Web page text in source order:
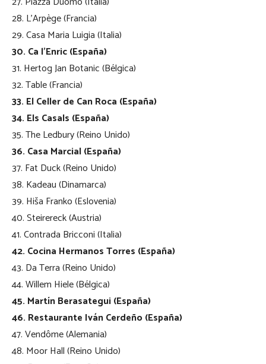
28. L’Arpège (Francia)
29. Casa Maria Luigia (Italia)
30. Ca l’Enric (España)
31. Hertog Jan Botanic (Bélgica)
32. Table (Francia)
33. El Celler de Can Roca (España)
34. Els Casals (España)
35. The Ledbury (Reino Unido)
36. Casa Marcial (España)
37. Fat Duck (Reino Unido)
38. Kadeau (Dinamarca)
39. Hiša Franko (Eslovenia)
40. Steirereck (Austria)
41. Contrada Bricconi (Italia)
42. Cocina Hermanos Torres (España)
43. Da Terra (Reino Unido)
44. Willem Hiele (Bélgica)
45. Martín Berasategui (España)
46. Restaurante Iván Cerdeño (España)
47. Vendôme (Alemania)
48. Moor Hall (Reino Unido)